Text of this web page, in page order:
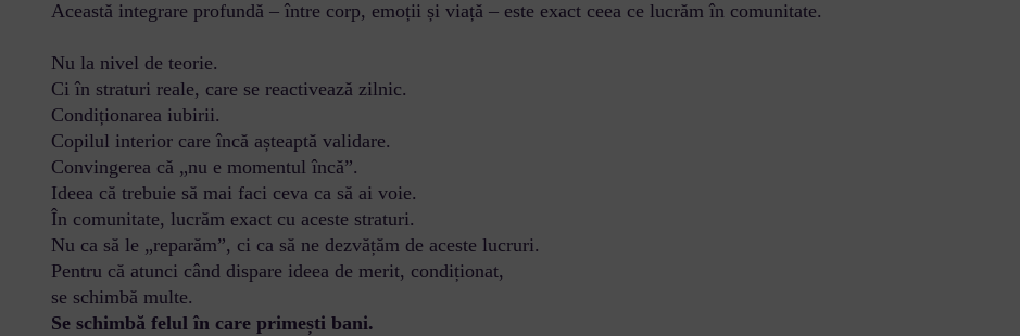
Această integrare profundă – între corp, emoții și viață – este exact ceea ce lucrăm în comunitate.
Nu la nivel de teorie.
Ci în straturi reale, care se reactivează zilnic.
Condiționarea iubirii.
Copilul interior care încă așteaptă validare.
Convingerea că „nu e momentul încă”.
Ideea că trebuie să mai faci ceva ca să ai voie.
În comunitate, lucrăm exact cu aceste straturi.
Nu ca să le „reparăm”, ci ca să ne dezvățăm de aceste lucruri.
Pentru că atunci când dispare ideea de merit, condiționat,
se schimbă multe.
Se schimbă felul în care primești bani.